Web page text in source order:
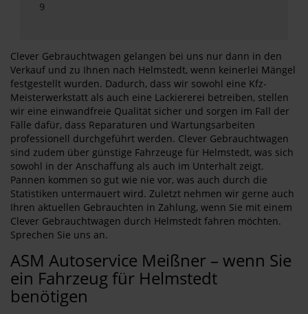
9
Clever Gebrauchtwagen gelangen bei uns nur dann in den
Verkauf und zu Ihnen nach Helmstedt, wenn keinerlei Mängel
festgestellt wurden. Dadurch, dass wir sowohl eine Kfz-
Meisterwerkstatt als auch eine Lackiererei betreiben, stellen
wir eine einwandfreie Qualität sicher und sorgen im Fall der
Fälle dafür, dass Reparaturen und Wartungsarbeiten
professionell durchgeführt werden. Clever Gebrauchtwagen
sind zudem über günstige Fahrzeuge für Helmstedt, was sich
sowohl in der Anschaffung als auch im Unterhalt zeigt.
Pannen kommen so gut wie nie vor, was auch durch die
Statistiken untermauert wird. Zuletzt nehmen wir gerne auch
Ihren aktuellen Gebrauchten in Zahlung, wenn Sie mit einem
Clever Gebrauchtwagen durch Helmstedt fahren möchten.
Sprechen Sie uns an.
ASM Autoservice Meißner – wenn Sie
ein Fahrzeug für Helmstedt
benötigen